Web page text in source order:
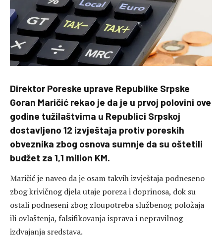
Direktor Poreske uprave Republike Srpske
Goran Maričić rekao je da je u prvoj polovini ove
godine tužilaštvima u Republici Srpskoj
dostavljeno 12 izvještaja protiv poreskih
obveznika zbog osnova sumnje da su oštetili
budžet za 1,1 milion KM.
Maričić je naveo da je osam takvih izvještaja podneseno
zbog krivičnog djela utaje poreza i doprinosa, dok su
ostali podneseni zbog zloupotreba službenog položaja
ili ovlaštenja, falsifikovanja isprava i nepravilnog
izdvajanja sredstava.